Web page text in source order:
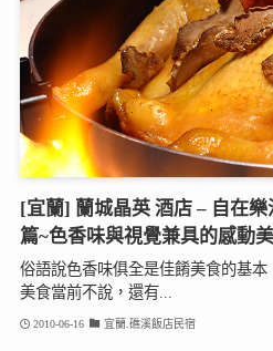
[宜蘭] 蘭城晶英 酒店 – 自在樂
篇~色香味與視覺兼具的感動
俗語說色香味俱全是佳餚美食的基
美食當前不說，還有...
2010-06-16 宜蘭.礁溪飯店民宿